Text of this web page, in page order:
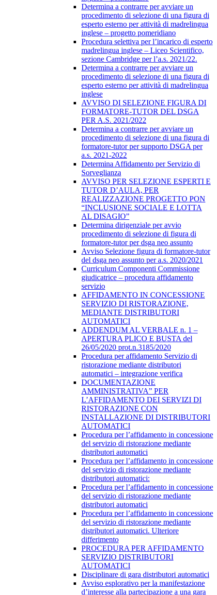
Determina a contrarre per avviare un
procedimento di selezione di una figura di
esperto esterno per attività di madrelingua
inglese – progetto pomeridiano
Procedura selettiva per l’incarico di esperto
madrelingua inglese – Liceo Scientifico,
sezione Cambridge per l’a.s. 2021/22.
Determina a contrarre per avviare un
procedimento di selezione di una figura di
esperto esterno per attività di madrelingua
inglese
AVVISO DI SELEZIONE FIGURA DI
FORMATORE-TUTOR DEL DSGA
PER A.S. 2021/2022
Determina a contrarre per avviare un
procedimento di selezione di una figura di
formatore-tutor per supporto DSGA per
a.s. 2021-2022
Determina Affidamento per Servizio di
Sorveglianza
AVVISO PER SELEZIONE ESPERTI E
TUTOR D’AULA, PER
REALIZZAZIONE PROGETTO PON
“INCLUSIONE SOCIALE E LOTTA
AL DISAGIO”
Determina dirigenziale per avvio
procedimento di selezione di figura di
formatore-tutor per dsga neo assunto
Avviso Selezione figura di formatore-tutor
del dsga neo assunto per a.s. 2020/2021
Curriculum Componenti Commissione
giudicatrice – procedura affidamento
servizio
AFFIDAMENTO IN CONCESSIONE
SERVIZIO DI RISTORAZIONE,
MEDIANTE DISTRIBUTORI
AUTOMATICI
ADDENDUM AL VERBALE n. 1 –
APERTURA PLICO E BUSTA del
26/05/2020 prot.n.3185/2020
Procedura per affidamento Servizio di
ristorazione mediante distributori
automatici – integrazione verifica
DOCUMENTAZIONE
AMMINISTRATIVA” PER
L’AFFIDAMENTO DEI SERVIZI DI
RISTORAZIONE CON
INSTALLAZIONE DI DISTRIBUTORI
AUTOMATICI
Procedura per l’affidamento in concessione
del servizio di ristorazione mediante
distributori automatici
Procedura per l’affidamento in concessione
del servizio di ristorazione mediante
distributori automatici:
Procedura per l’affidamento in concessione
del servizio di ristorazione mediante
distributori automatici
Procedura per l’affidamento in concessione
del servizio di ristorazione mediante
distributori automatici. Ulteriore
differimento
PROCEDURA PER AFFIDAMENTO
SERVIZIO DISTRIBUTORI
AUTOMATICI
Disciplinare di gara distributori automatici
Avviso esplorativo per la manifestazione
d’interesse alla partecipazione a una gara